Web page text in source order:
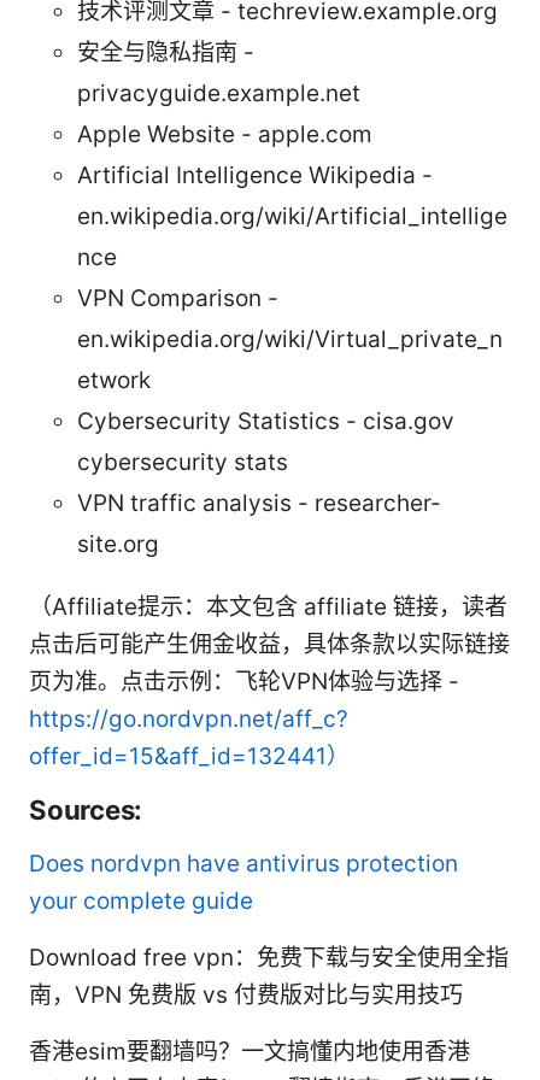
技术评测文章 - techreview.example.org
安全与隐私指南 -
privacyguide.example.net
Apple Website - apple.com
Artificial Intelligence Wikipedia -
en.wikipedia.org/wiki/Artificial_intellige
nce
VPN Comparison -
en.wikipedia.org/wiki/Virtual_private_n
etwork
Cybersecurity Statistics - cisa.gov
cybersecurity stats
VPN traffic analysis - researcher-
site.org
（Affiliate提示：本文包含 affiliate 链接，读者
点击后可能产生佣金收益，具体条款以实际链接
页为准。点击示例：飞轮VPN体验与选择 -
https://go.nordvpn.net/aff_c?
offer_id=15&aff_id=132441）
Sources:
Does nordvpn have antivirus protection
your complete guide
Download free vpn：免费下载与安全使用全指
南，VPN 免费版 vs 付费版对比与实用技巧
香港esim要翻墙吗？一文搞懂内地使用香港